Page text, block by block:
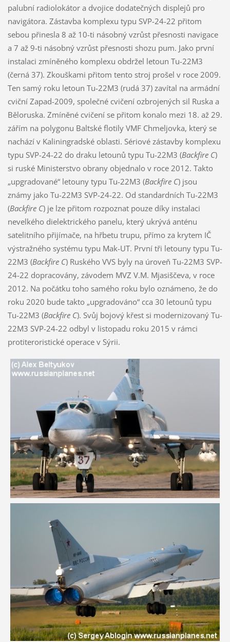
palubní radiolokátor a dvojice dodatečných displejů pro
navigátora. Zástavba komplexu typu SVP-24-22 přitom
sebou přinesla 8 až 10-ti násobný vzrůst přesnosti navigace
a 7 až 9-ti násobný vzrůst přesnosti shozu pum. Jako první
instalaci zmíněného komplexu obdržel letoun Tu-22M3
(černá 37). Zkouškami přitom tento stroj prošel v roce 2009.
Ten samý roku letoun Tu-22M3 (rudá 37) zavítal na armádní
cviční Zapad-2009, společné cvičení ozbrojených sil Ruska a
Běloruska. Zmíněné cvičení se přitom konalo mezi 18. až 29.
zářím na polygonu Baltské flotily VMF Chmeljovka, který se
nachází v Kaliningradské oblasti. Sériové zástavby komplexu
typu SVP-24-22 do draku letounů typu Tu-22M3 (Backfire C)
si ruské Ministerstvo obrany objednalo v roce 2012. Takto
„upgradované“ letouny typu Tu-22M3 (Backfire C) jsou
známy jako Tu-22M3 SVP-24-22. Od standardních Tu-22M3
(Backfire C) je lze přitom rozpoznat pouze díky instalaci
nevelkého dielektrického panelu, který ukrývá anténu
satelitního přijímače, na hřbetu trupu, přímo za krytem IČ
výstražného systému typu Mak-UT. První tři letouny typu Tu-
22M3 (Backfire C) Ruského VVS byly na úroveň Tu-22M3 SVP-
24-22 dopracovány, závodem MVZ V.M. Mjasiščeva, v roce
2012. Na počátku toho samého roku bylo oznámeno, že do
roku 2020 bude takto „upgradováno“ cca 30 letounů typu
Tu-22M3 (Backfire C). Svůj bojový křest si modernizovaný Tu-
22M3 SVP-24-22 odbyl v listopadu roku 2015 v rámci
protiteroristické operace v Sýrii.